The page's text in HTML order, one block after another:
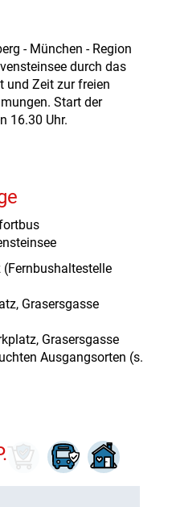
- München - Region
durch das
und Zeit zur freien
Start der
16.30 Uhr.
Grasersgasse
Grasersgasse
Ausgangsorten (s.